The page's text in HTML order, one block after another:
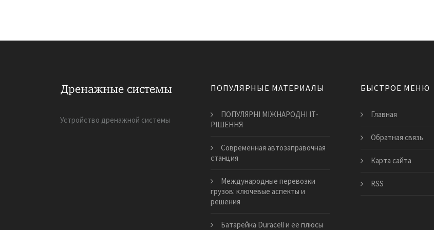
Устройство дренажной системы
ПОПУЛЯРНЫЕ МАТЕРИАЛЫ
ПОПУЛЯРНІ МІЖНАРОДНІ ІТ-
РІШЕННЯ
Современная автозаправочная
станция
Международные перевозки
грузов: ключевые аспекты и
решения
Батарейка Duracell и ее плюсы
БЫСТРОЕ МЕНЮ
Главная
Обратная связь
Карта сайта
RSS